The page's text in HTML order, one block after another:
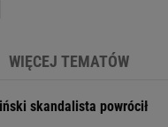
WIĘCEJ TEMATÓW
skandalista powrócił